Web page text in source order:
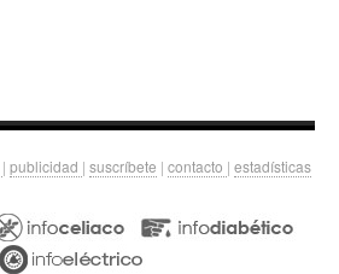
| publicidad | suscríbete | contacto | estadísticas